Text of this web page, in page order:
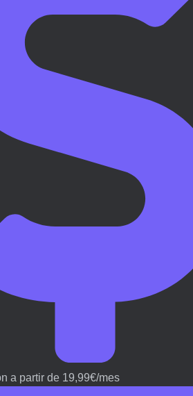
a partir de 19,99€/mes